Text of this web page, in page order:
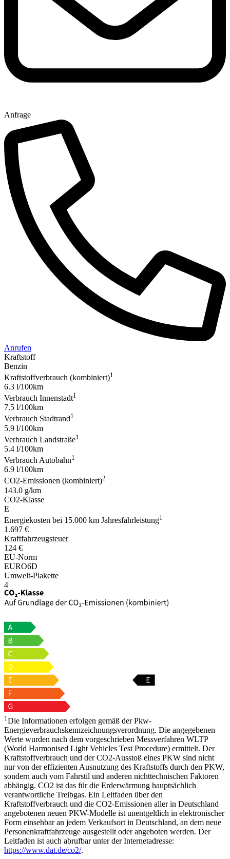
Anfrage
Anrufen
Kraftstoff
Benzin
Kraftstoffverbrauch (kombiniert)1
6.3 l/100km
Verbrauch Innenstadt1
7.5 l/100km
Verbrauch Stadtrand1
5.9 l/100km
Verbrauch Landstraße1
5.4 l/100km
Verbrauch Autobahn1
6.9 l/100km
CO2-Emissionen (kombiniert)2
143.0 g/km
CO2-Klasse
E
Energiekosten bei 15.000 km Jahresfahrleistung1
1.697 €
Kraftfahrzeugsteuer
124 €
EU-Norm
EURO6D
Umwelt-Plakette
4
1Die Informationen erfolgen gemäß der Pkw-
Energieverbrauchskennzeichnungsverordnung. Die angegebenen
Werte wurden nach dem vorgeschrieben Messverfahren WLTP
(World Harmonised Light Vehicles Test Procedure) ermittelt. Der
Kraftstoffverbrauch und der CO2-Ausstoß eines PKW sind nicht
nur von der effizienten Ausnutzung des Kraftstoffs durch den PKW,
sondern auch vom Fahrstil und anderen nichttechnischen Faktoren
abhängig. CO2 ist das für die Erderwärmung hauptsächlich
verantwortliche Treibgas. Ein Leitfaden über den
Kraftstoffverbrauch und die CO2-Emissionen aller in Deutschland
angebotenen neuen PKW-Modelle ist unentgeltlich in elektronischer
Form einsehbar an jedem Verkaufsort in Deutschland, an dem neue
Personenkraftfahrzeuge ausgestellt oder angeboten werden. Der
Leitfaden ist auch abrufbar unter der Internetadresse:
https://www.dat.de/co2/.